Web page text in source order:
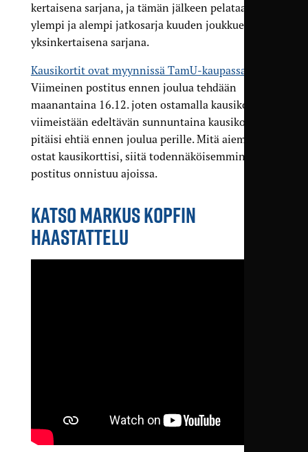
kertaisena sarjana, ja tämän jälkeen pelataan
ylempi ja alempi jatkosarja kuuden joukkueen
yksinkertaisena sarjana.
Kausikortit ovat myynnissä TamU-kaupassa
Viimeinen postitus ennen joulua tehdään
maanantaina 16.12. joten ostamalla kausikortin
viimeistään edeltävän sunnuntaina kausikortin
pitäisi ehtiä ennen joulua perille. Mitä aiemmin
ostat kausikorttisi, siitä todennäköisemmin
postitus onnistuu ajoissa.
KATSO MARKUS KOPFIN
HAASTATTELU